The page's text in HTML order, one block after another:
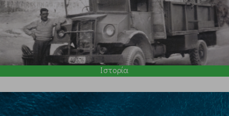
Ιστορία